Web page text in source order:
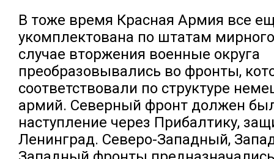
В тоже время Красная Армия все
укомплектована по штатам
случае вторжения военные округа
преобразовывались во фронты,
соответствовали по структуре
армий. Северный фронт должен
наступление через Прибалтику,
Ленинград. Северо-Западный,